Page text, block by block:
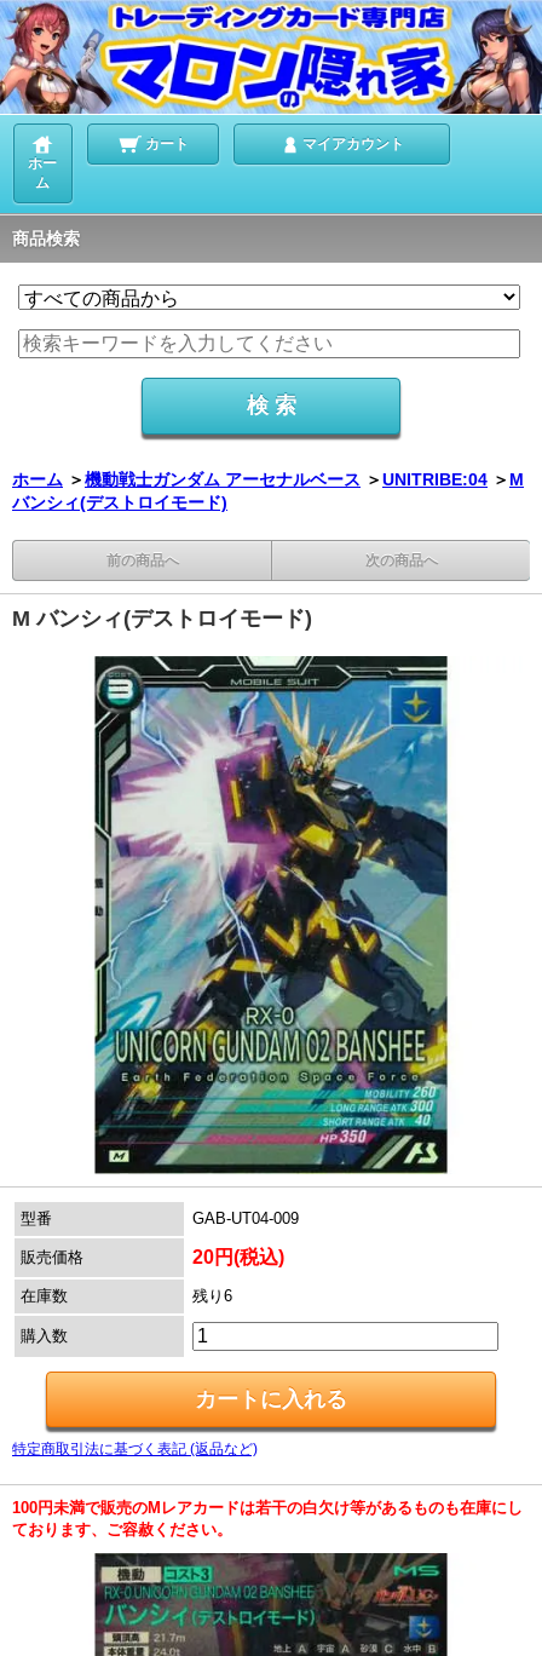
ホー
ム
カート マイアカウント
商品検索
ホーム ＞機動戦士ガンダム アーセナルベース ＞UNITRIBE:04 ＞ M
バンシィ(デストロイモード)
前の商品へ 次の商品へ
M バンシィ(デストロイモード)
型番 GAB-UT04-009
販売価格 20円(税込)
在庫数 残り6
購入数
特定商取引法に基づく表記 (返品など)
100円未満で販売のMレアカードは若干の白欠け等があるものも在庫にし
ております、ご容赦ください。